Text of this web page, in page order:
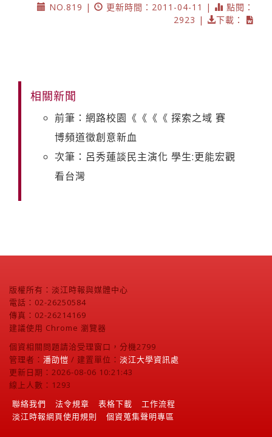
NO.819 |
更新時間：2011-04-11 |
點閱：
2923 |
下載：
相關新聞
前筆：網路校園《《《《 探索之域 賽
博頻道徵創意新血
次筆：呂秀蓮談民主演化 學生:更能宏觀
看台灣
版權所有：淡江時報與媒體中心
電話：02-26250584
傳真：02-26214169
建議使用 Chrome 瀏覽器
個資相關問題請洽受理窗口，分機2799
管理者： 潘劭愷 / 建置單位： 淡江大學資訊處
更新日期：2026-08-06 10:21:43
線上人數：1293
聯絡我們
法令規章 表格下載
工作流程
淡江時報網頁使用規則
個資蒐集聲明專區